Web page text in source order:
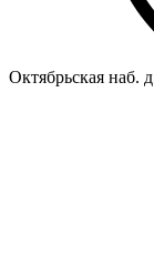
Октябрьская наб.